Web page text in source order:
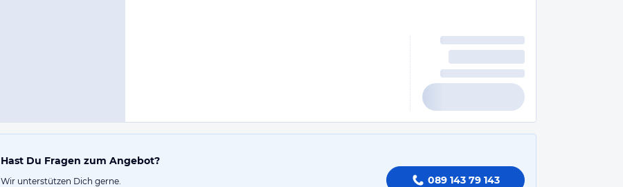
Hast Du Fragen zum Angebot?
Wir unterstützen Dich gerne.
089 143 79 143